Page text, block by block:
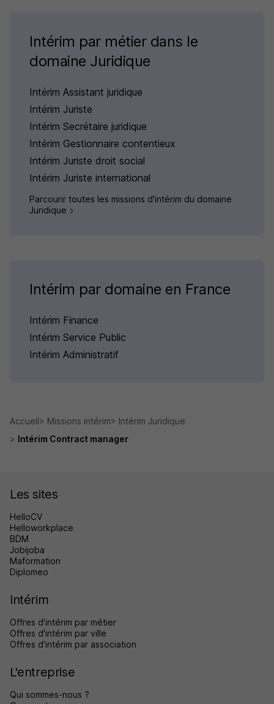
Intérim par métier dans le
domaine Juridique
Intérim Assistant juridique
Intérim Juriste
Intérim Secrétaire juridique
Intérim Gestionnaire contentieux
Intérim Juriste droit social
Intérim Juriste international
Parcourir toutes les missions d'intérim du domaine
Juridique
Intérim par domaine en France
Intérim Finance
Intérim Service Public
Intérim Administratif
Accueil Missions intérim
Intérim Juridique
Intérim Contract manager
Les sites
HelloCV
Helloworkplace
BDM
Jobijoba
Maformation
Diplomeo
Intérim
Offres d'intérim par métier
Offres d'intérim par ville
Offres d'intérim par association
L'entreprise
Qui sommes-nous ?